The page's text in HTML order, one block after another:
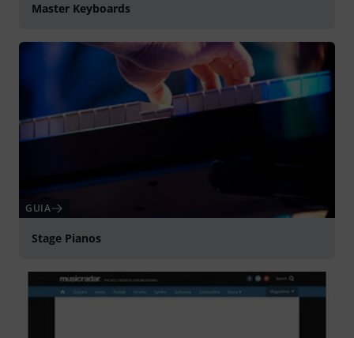
Master Keyboards
GUIA
Stage Pianos